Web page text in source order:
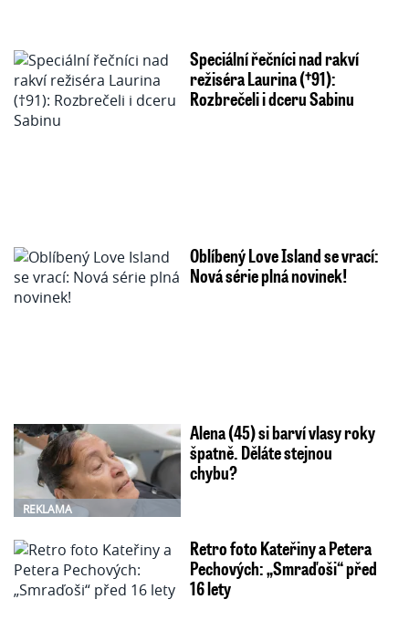
Speciální řečníci nad rakví
režiséra Laurina (†91):
Rozbrečeli i dceru Sabinu
Oblíbený Love Island se vrací:
Nová série plná novinek!
REKLAMA
Alena (45) si barví vlasy roky
špatně. Děláte stejnou
chybu?
Retro foto Kateřiny a Petera
Pechových: „Smraďoši“ před
16 lety